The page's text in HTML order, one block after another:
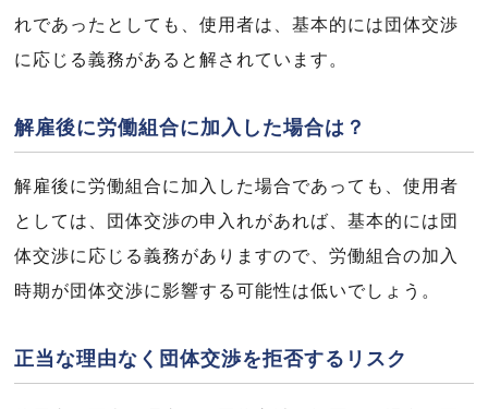
れであったとしても、使用者は、基本的には団体交渉
に応じる義務があると解されています。
解雇後に労働組合に加入した場合は？
解雇後に労働組合に加入した場合であっても、使用者
としては、団体交渉の申入れがあれば、基本的には団
体交渉に応じる義務がありますので、労働組合の加入
時期が団体交渉に影響する可能性は低いでしょう。
正当な理由なく団体交渉を拒否するリスク